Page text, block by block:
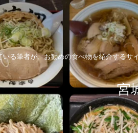
る筆者が、お勧めの食べ物を紹介する
宮